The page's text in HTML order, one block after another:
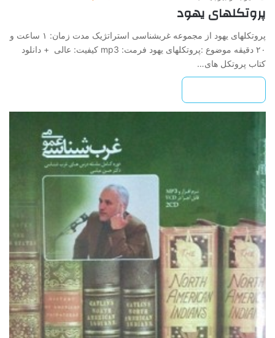
پروتکلهای یهود
پروتکلهای یهود از مجموعه غرب­شناسی استراتژیک مدت زمان: ۱ ساعت و
۲۰ دقیقه موضوع :پروتکلهای یهود فرمت: mp3 کیفیت: عالی + دانلود
کتاب پروتکل های…